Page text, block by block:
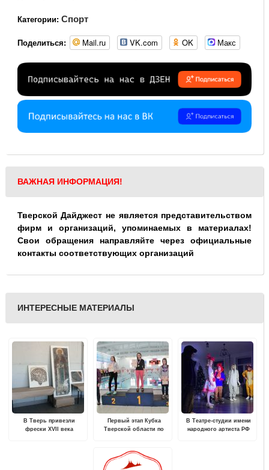
Категории: Спорт
Поделиться: Mail.ru VK.com OK Макс
ВАЖНАЯ ИНФОРМАЦИЯ!
Тверской Дайджест не является представительством
фирм и организаций, упоминаемых в материалах!
Свои обращения направляйте через официальные
контакты соответствующих организаций
ИНТЕРЕСНЫЕ МАТЕРИАЛЫ
В Тверь привезли
фрески XVII века
Первый этап Кубка
Тверской области по
В Театре-студии имени
народного артиста РФ